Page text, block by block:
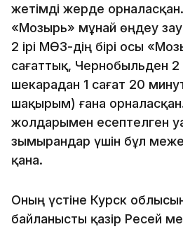
жетімді жерде
«Мозырь» мұнай өңдеу
2 ірі МӨЗ-дің бірі осы
сағаттық, Чернобыльден 2
шекарадан 1 сағат 20
шақырым) ғана
жолдарымен есептелген
зымырандар үшін бұл меже
қана.
Оның үстіне Курск
байланысты қазір Ресей